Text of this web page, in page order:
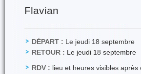
Flavian
DÉPART : Le jeudi 18 septembre
RETOUR : Le jeudi 18 septembre
RDV : lieu et heures visibles après